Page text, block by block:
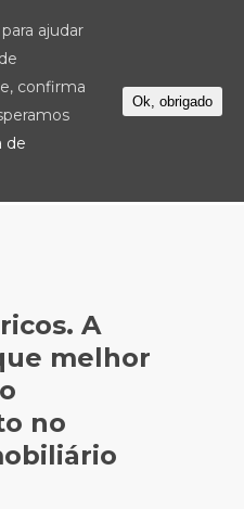
A
melhor
no
ajudar
confirma
de
Ok, obrigado